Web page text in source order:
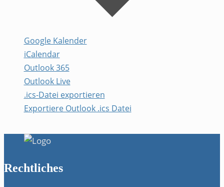
Google Kalender
iCalendar
Outlook 365
Outlook Live
.ics-Datei exportieren
Exportiere Outlook .ics Datei
Rechtliches